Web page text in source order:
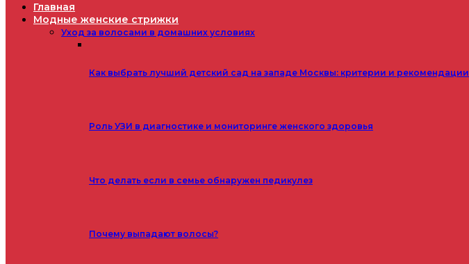
Главная
Модные женские стрижки
Уход за волосами в домашних условиях
Как выбрать лучший детский сад на западе Москвы: критерии и рекомендации
Роль УЗИ в диагностике и мониторинге женского здоровья
Что делать если в семье обнаружен педикулез
Почему выпадают волосы?